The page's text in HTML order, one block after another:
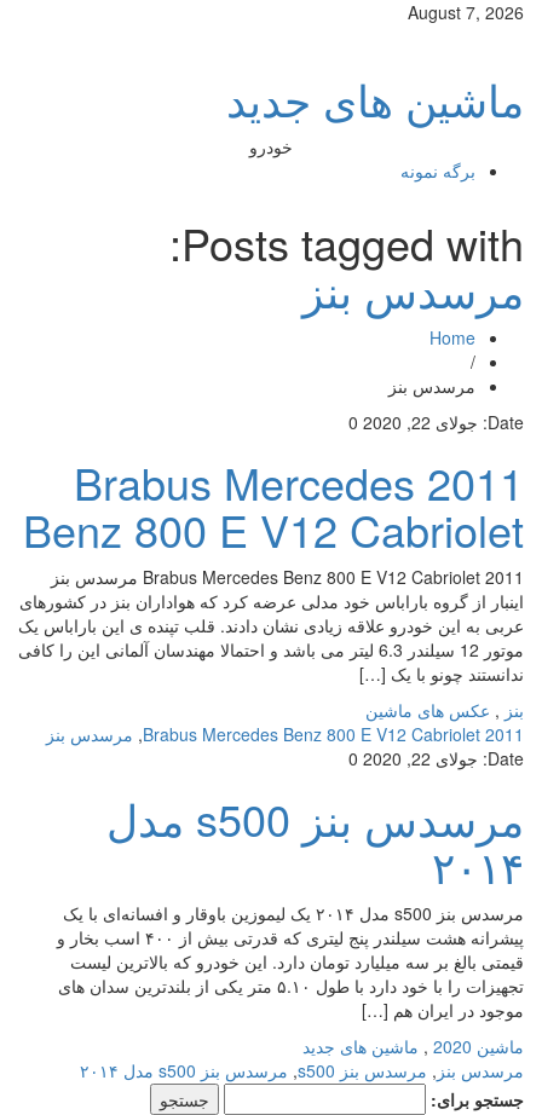
August 7, 2026
ماشین های جدید
خودرو
برگه نمونه
Posts tagged with:
مرسدس بنز
Home
/
مرسدس بنز
Date: جولای 22, 2020 0
2011 Brabus Mercedes
Benz 800 E V12 Cabriolet
2011 Brabus Mercedes Benz 800 E V12 Cabriolet مرسدس بنز
اینبار از گروه باراباس خود مدلی عرضه کرد که هواداران بنز در کشورهای
عربی به این خودرو علاقه زیادی نشان دادند. قلب تپنده ی این باراباس یک
موتور 12 سیلندر 6.3 لیتر می باشد و احتمالا مهندسان آلمانی این را کافی
ندانستند چونو با یک […]
, عکس های ماشین
2011 Brabus Mercedes Benz 800 E V12 Cabriolet
,مرسدس بنز
Date: جولای 22, 2020 0
مرسدس بنز s500 مدل
۲۰۱۴
مرسدس بنز s500 مدل ۲۰۱۴ یک لیموزین باوقار و افسانه‌ای با یک
پیشرانه هشت سیلندر پنج لیتری که قدرتی بیش از ۴۰۰ اسب بخار و
قیمتی بالغ بر سه میلیارد تومان دارد. این خودرو که بالاترین لیست
تجهیزات را با خود دارد با طول ۵.۱۰ متر یکی از بلندترین سدان های
موجود در ایران هم […]
ماشین 2020
,ماشین های جدید
مرسدس بنز ,مرسدس بنز s500 ,مرسدس بنز s500 مدل ۲۰۱۴
جستجو برای: